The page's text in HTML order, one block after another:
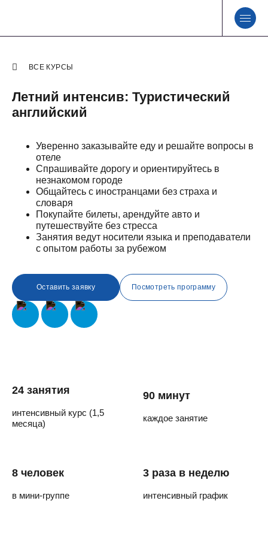
ВСЕ КУРСЫ
Летний интенсив: Туристический
английский
Уверенно заказывайте еду и решайте вопросы в
отеле
Спрашивайте дорогу и ориентируйтесь в
незнакомом городе
Общайтесь с иностранцами без страха и
словаря
Покупайте билеты, арендуйте авто и
путешествуйте без стресса
Занятия ведут носители языка и преподаватели
с опытом работы за рубежом
Оставить заявку Посмотреть программу
24 занятия
интенсивный курс (1,5
месяца)
90 минут
каждое занятие
8 человек
в мини-группе
3 раза в неделю
интенсивный график